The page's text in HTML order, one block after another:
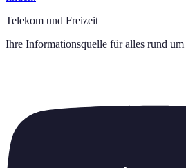
Telekom und Freizeit
Ihre Informationsquelle für alles rund um